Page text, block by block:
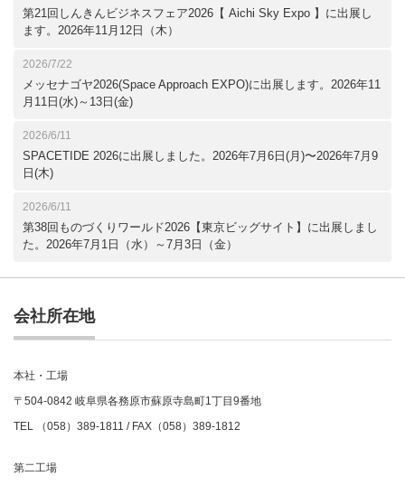
第21回しんきんビジネスフェア2026【 Aichi Sky Expo 】に出展し
ます。2026年11月12日（木）
2026/7/22
メッセナゴヤ2026(Space Approach EXPO)に出展します。2026年11
月11日(水)～13日(金)
2026/6/11
SPACETIDE 2026に出展しました。2026年7月6日(月)〜2026年7月9
日(木)
2026/6/11
第38回ものづくりワールド2026【東京ビッグサイト】に出展しまし
た。2026年7月1日（水）～7月3日（金）
会社所在地
本社・工場
〒504-0842 岐阜県各務原市蘇原寺島町1丁目9番地
TEL （058）389-1811 / FAX（058）389-1812
第二工場